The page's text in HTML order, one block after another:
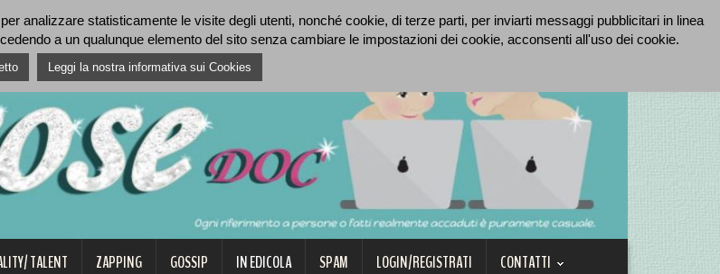
TALENT ZAPPING GOSSIP IN EDICOLA SPAM LOGIN/REGISTRATI CONTATTI
analizzare statisticamente le visite degli utenti, nonché cookie, di terze parti, per inviarti messaggi pubblicitari in linea
a un qualunque elemento del sito senza cambiare le impostazioni dei cookie, acconsenti all'uso dei cookie.
Leggi la nostra informativa sui Cookies